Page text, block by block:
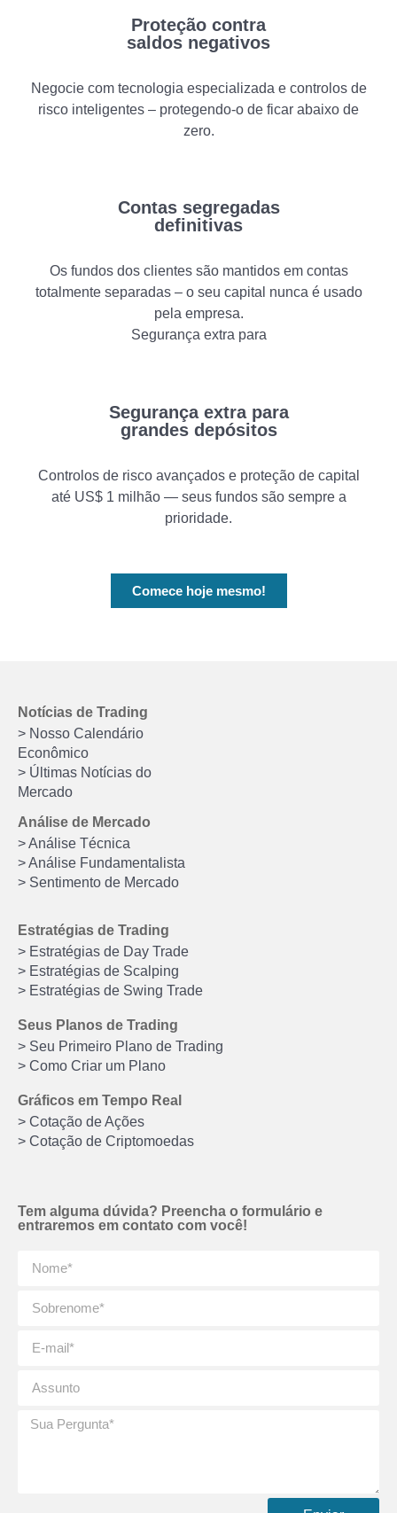
Proteção contra
saldos negativos
Negocie com tecnologia especializada e controlos de
risco inteligentes – protegendo-o de ficar abaixo de
zero.
Contas segregadas
definitivas
Os fundos dos clientes são mantidos em contas
totalmente separadas – o seu capital nunca é usado
pela empresa.
Segurança extra para
Segurança extra para
grandes depósitos
Controlos de risco avançados e proteção de capital
até US$ 1 milhão — seus fundos são sempre a
prioridade.
Comece hoje mesmo!
Notícias de Trading
> Nosso Calendário
Econômico
> Últimas Notícias do
Mercado
Análise de Mercado
> Análise Técnica
> Análise Fundamentalista
> Sentimento de Mercado
Estratégias de Trading
> Estratégias de Day Trade
> Estratégias de Scalping
> Estratégias de Swing Trade
Seus Planos de Trading
> Seu Primeiro Plano de Trading
> Como Criar um Plano
Gráficos em Tempo Real
> Cotação de Ações
> Cotação de Criptomoedas
Tem alguma dúvida? Preencha o formulário e
entraremos em contato com você!